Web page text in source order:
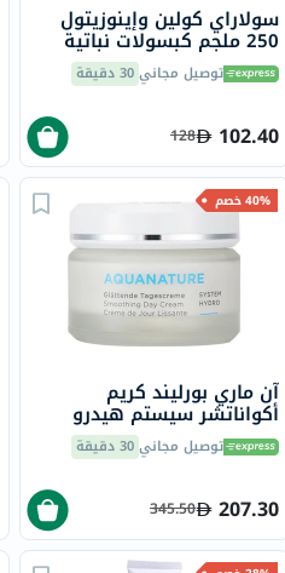
سولاراي كولين وإينوزيتول
250 ملجم كبسولات نباتية
لدعم عملية التمثيل الغذائي
حزمة من 100توصيل مجاني30 دقيقة
102.40
128
40% خصم
آن ماري بورليند كريم
أكواناتشر سيستم هيدرو
للتنعيم النهاري للبشرة
المعاد ترطيبها 50 مل
توصيل مجاني30 دقيقة
207.30
345.50